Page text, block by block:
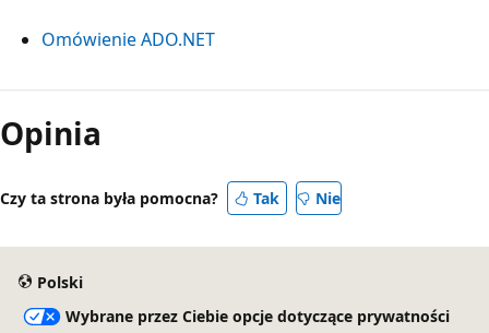
Omówienie ADO.NET
Tryb
odczytu
wyłączony
Opinia
Czy ta strona była pomocna? Tak Nie
Polski
Wybrane przez Ciebie opcje dotyczące prywatności